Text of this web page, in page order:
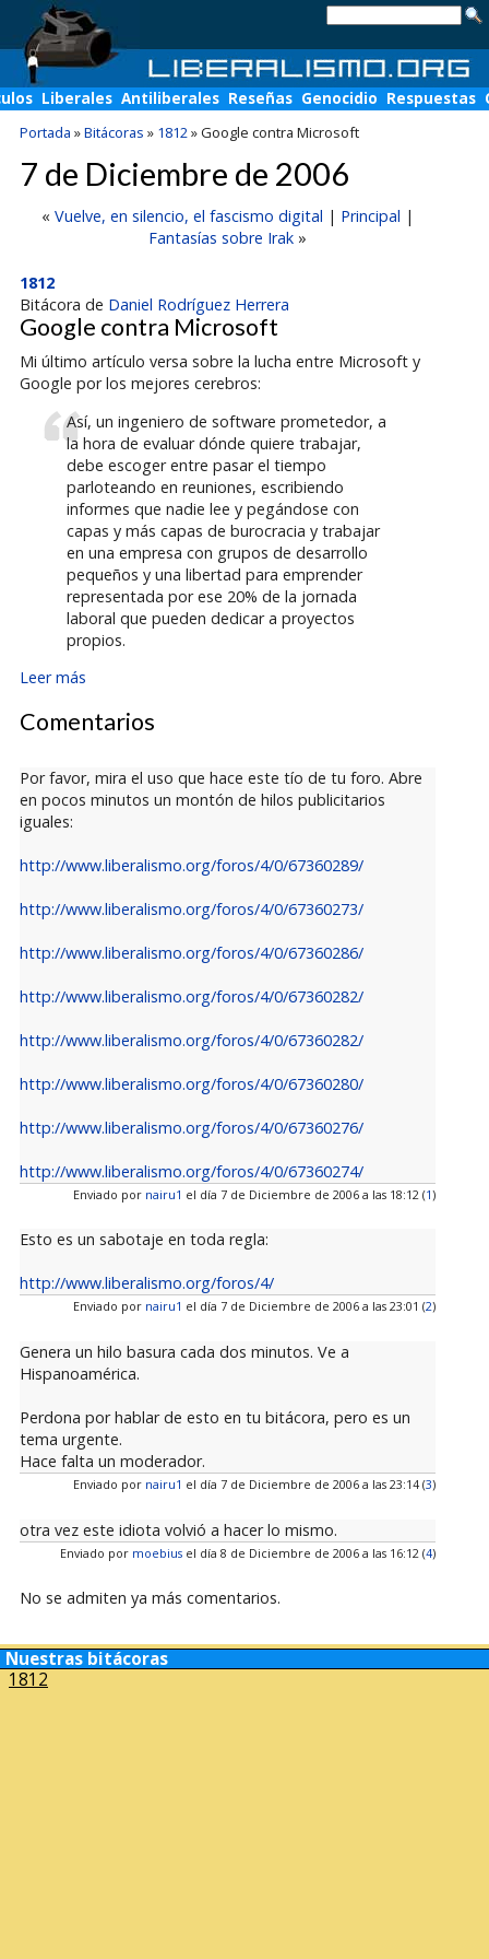
Liberales Antiliberales Reseñas Genocidio Respuestas
Portada »Bitácoras » 1812»Google contra Microsoft
7 de Diciembre de 2006
« Vuelve, en silencio, el fascismo digital | Principal |
Fantasías sobre Irak»
1812
Bitácora de Daniel Rodríguez Herrera
Google contra Microsoft
Mi último artículo versa sobre la lucha entre Microsoft y
Google por los mejores cerebros:
Así, un ingeniero de software prometedor, a
la hora de evaluar dónde quiere trabajar,
debe escoger entre pasar el tiempo
parloteando en reuniones, escribiendo
informes que nadie lee y pegándose con
capas y más capas de burocracia y trabajar
en una empresa con grupos de desarrollo
pequeños y una libertad para emprender
representada por ese 20% de la jornada
laboral que pueden dedicar a proyectos
propios.
Leer más
Comentarios
Por favor, mira el uso que hace este tío de tu foro. Abre
en pocos minutos un montón de hilos publicitarios
iguales:
http://www.liberalismo.org/foros/4/0/67360289/
http://www.liberalismo.org/foros/4/0/67360273/
http://www.liberalismo.org/foros/4/0/67360286/
http://www.liberalismo.org/foros/4/0/67360282/
http://www.liberalismo.org/foros/4/0/67360282/
http://www.liberalismo.org/foros/4/0/67360280/
http://www.liberalismo.org/foros/4/0/67360276/
http://www.liberalismo.org/foros/4/0/67360274/
Enviado por nairu1 el día 7 de Diciembre de 2006 a las 18:12 (1)
Esto es un sabotaje en toda regla:
http://www.liberalismo.org/foros/4/
Enviado por nairu1 el día 7 de Diciembre de 2006 a las 23:01 (2)
Genera un hilo basura cada dos minutos. Ve a
Hispanoamérica.
Perdona por hablar de esto en tu bitácora, pero es un
tema urgente.
Hace falta un moderador.
Enviado por nairu1 el día 7 de Diciembre de 2006 a las 23:14 (3)
otra vez este idiota volvió a hacer lo mismo.
Enviado por moebiusel día 8 de Diciembre de 2006 a las 16:12 (4)
No se admiten ya más comentarios.
Nuestras bitácoras
1812